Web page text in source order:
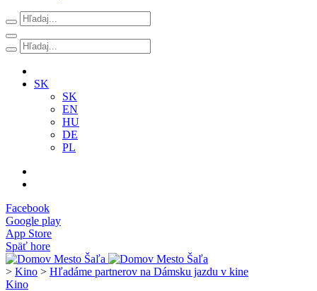
SK
SK
EN
HU
DE
PL
Facebook
Google play
App Store
Späť hore
> Kino > Hľadáme partnerov na Dámsku jazdu v kine
Kino